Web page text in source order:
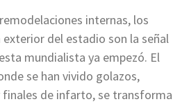
internas, los
del estadio son la señal
mundialista ya empezó. El
se han vivido golazos,
finales de infarto, se transforma